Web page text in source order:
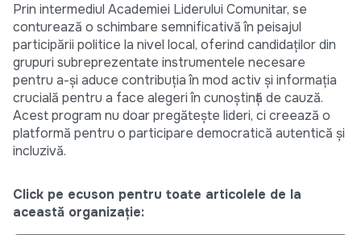
Prin intermediul Academiei Liderului Comunitar, se
conturează o schimbare semnificativă în peisajul
participării politice la nivel local, oferind candidaților din
grupuri subreprezentate instrumentele necesare
pentru a-și aduce contribuția în mod activ și informația
crucială pentru a face alegeri în cunoștință de cauză.
Acest program nu doar pregătește lideri, ci creează o
platformă pentru o participare democratică autentică și
incluzivă.
Click pe ecuson pentru toate articolele de la
această organizație: